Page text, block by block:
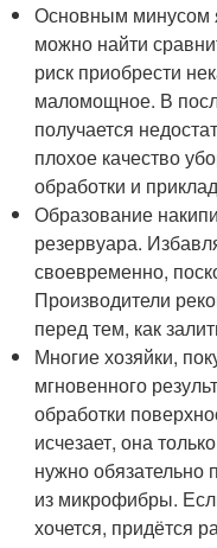
Основным минусом
можно найти
риск приобрести
маломощное. В
получается
плохое качество
обработки и
Образование
резервуара.
своевременно,
Производители
перед тем, как
Многие хозяйки,
мгновенного
обработки
исчезает, она
нужно обязательно
из микрофибры.
хочется, придётся